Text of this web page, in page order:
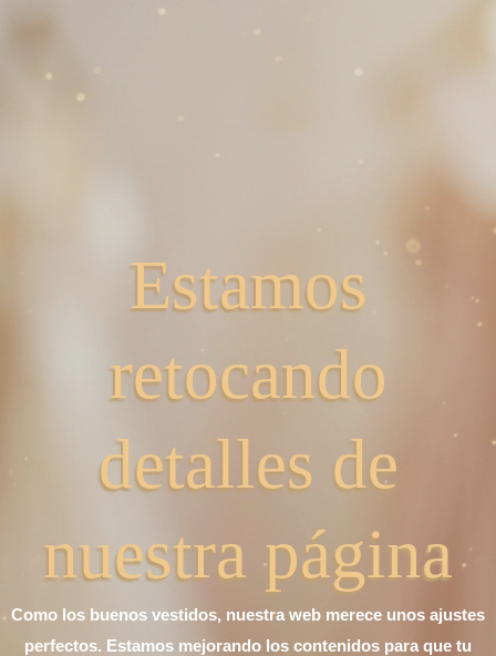
Estamos
retocando
detalles de
nuestra página
Como los buenos vestidos, nuestra web merece unos ajustes
perfectos. Estamos mejorando los contenidos para que tu